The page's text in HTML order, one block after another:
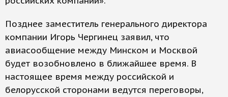
Позднее заместитель генерального директора
компании Игорь Чергинец заявил, что
авиасообщение между Минском и Москвой
будет возобновлено в ближайшее время. В
настоящее время между российской и
белорусской сторонами ведутся переговоры,